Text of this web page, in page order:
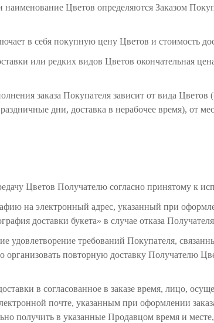
Цветов определяются Заказом
в себя покупную цену Цветов и стоимость
или редких видов Цветов окончательная
заказа Покупателя зависит от вида
дни, доставка в нерабочее время), от
Цветов Получателю согласно принятому к
на электронный адрес, указанный при
доставки букета» в случае отказа
удовлетворение требований Покупателя,
повторную доставку Получателю
в согласованное в заказе время, лицо,
почте, указанным при оформлении
получить в указанные Продавцом время и